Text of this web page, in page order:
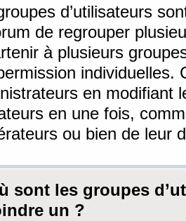
d’utilisateurs
de regrouper
à plusieurs
individuelles.
en modifiant
en une fois,
ou bien de leur
sont les groupes
un ?